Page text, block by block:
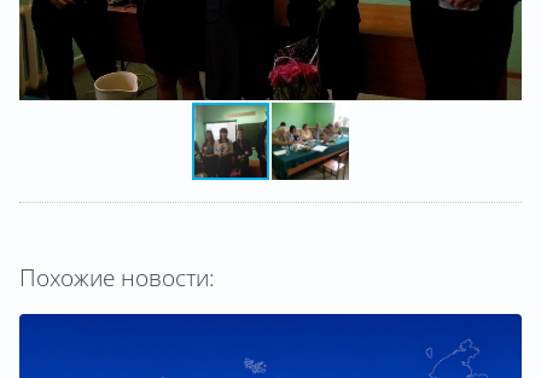
Похожие новости: